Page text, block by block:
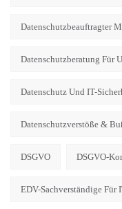
Datenschutzbeauftragter
Datenschutzberatung Für
Datenschutz Und IT-
Datenschutzverstöße &
DSGVO DSGVO-
EDV-Sachverständige Für